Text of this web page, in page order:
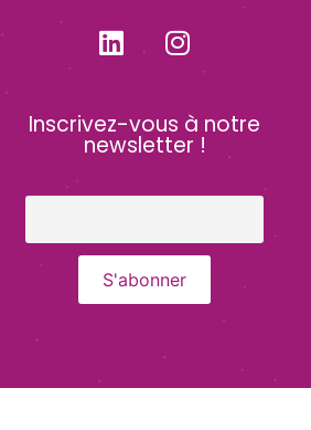
Inscrivez-vous à notre
newsletter !